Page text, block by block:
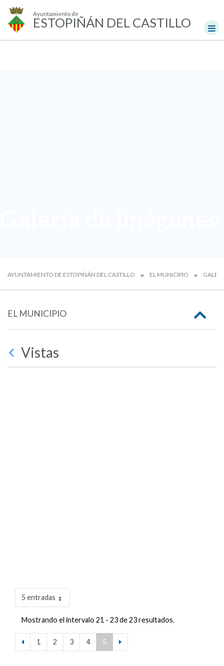
Ayuntamiento de
ESTOPIÑÁN DEL CASTILLO
AYUNTAMIENTO DE ESTOPIÑÁN DEL CASTILLO EL MUNICIPIO
EL MUNICIPIO
Vistas
5 entradas
Mostrando el intervalo 21 - 23 de 23 resultados.
1 2 3 4 5